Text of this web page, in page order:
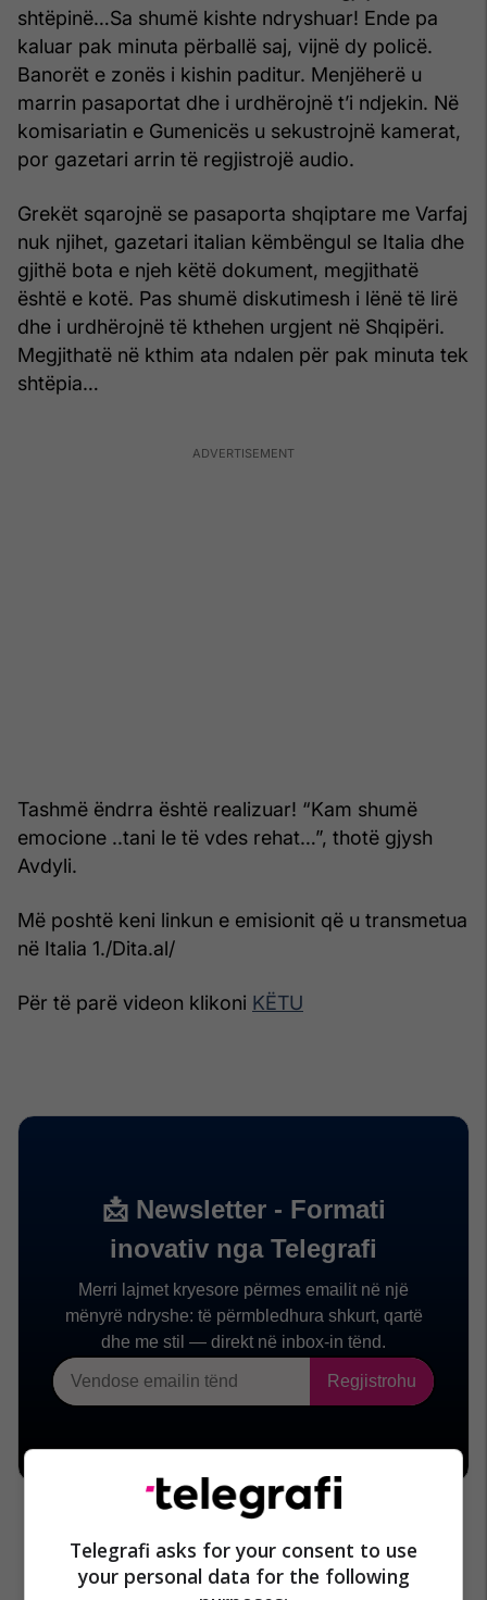
shtëpinë…Sa shumë kishte ndryshuar! Ende pa
kaluar pak minuta përballë saj, vijnë dy policë.
Banorët e zonës i kishin paditur. Menjëherë u
marrin pasaportat dhe i urdhërojnë t’i ndjekin. Në
komisariatin e Gumenicës u sekustrojnë kamerat,
por gazetari arrin të regjistrojë audio.
Grekët sqarojnë se pasaporta shqiptare me Varfaj
nuk njihet, gazetari italian këmbëngul se Italia dhe
gjithë bota e njeh këtë dokument, megjithatë
është e kotë. Pas shumë diskutimesh i lënë të lirë
dhe i urdhërojnë të kthehen urgjent në Shqipëri.
Megjithatë në kthim ata ndalen për pak minuta tek
shtëpia…
Tashmë ëndrra është realizuar! “Kam shumë
emocione ..tani le të vdes rehat…”, thotë gjysh
Avdyli.
Më poshtë keni linkun e emisionit që u transmetua
në Italia 1./Dita.al/
Për të parë videon klikoni KËTU
Telegrafi asks for your consent to use
your personal data for the following